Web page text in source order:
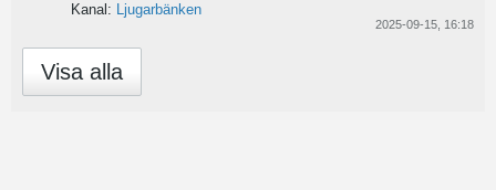
Kanal: Ljugarbänken
2025-09-15, 16:18
Visa alla